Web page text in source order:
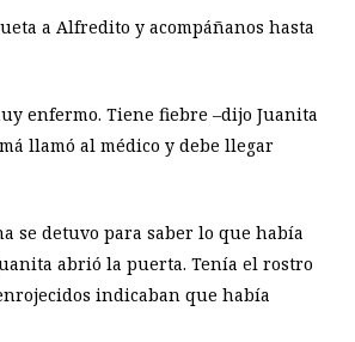
a Alfredito y acompáñanos hasta
enfermo. Tiene fiebre –dijo Juanita
llamó al médico y debe llegar
se detuvo para saber lo que había
abrió la puerta. Tenía el rostro
indicaban que había